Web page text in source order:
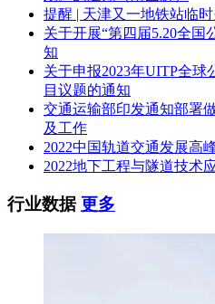
提醒 | 天津又一地铁站临时
关于开展“第四届5.20全国
知
关于申报2023年UITP全
目议题的通知
交通运输部印发通知部署
及工作
2022中国轨道交通发展高
2022地下工程与隧道技术
行业数据更多